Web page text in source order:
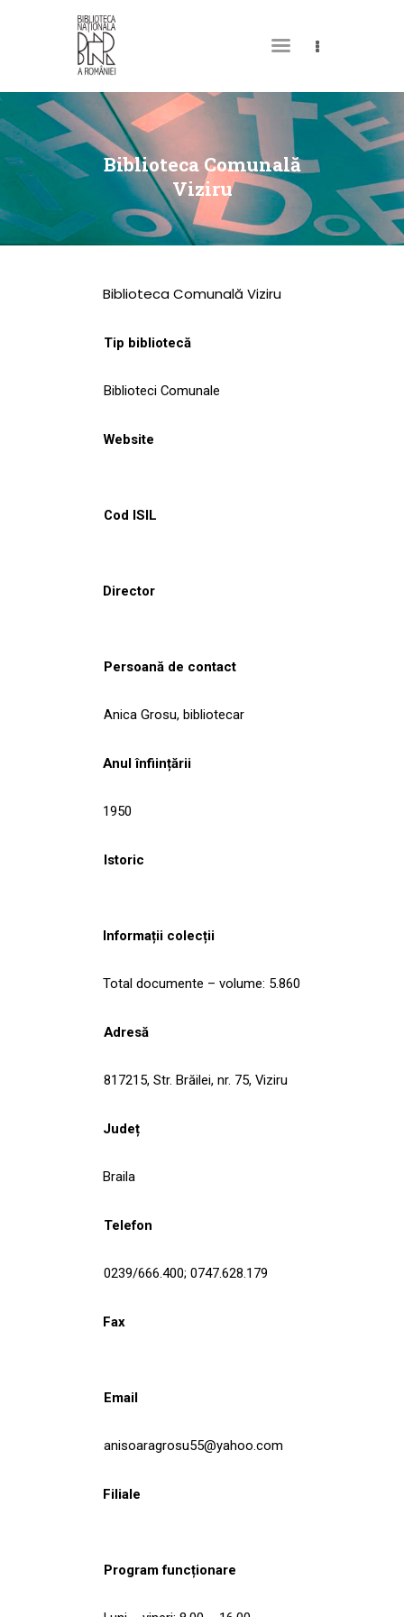
Biblioteca Comunală
Viziru
DESPRE NOI
PERMISUL MEU DE
BIBLIOTECĂ
CATALOAGE ȘI
COLECȚII
CULTURALE
NOUTĂȚI
Biblioteca Comunală Viziru
Tip bibliotecă
Biblioteci Comunale
Website
Cod ISIL
Director
Persoană de contact
Anica Grosu, bibliotecar
Anul înființării
1950
Istoric
Informații colecții
Total documente – volume: 5.860
Adresă
817215, Str. Brăilei, nr. 75, Viziru
Județ
Braila
Telefon
0239/666.400; 0747.628.179
Fax
Email
anisoaragrosu55@yahoo.com
Filiale
Program funcționare